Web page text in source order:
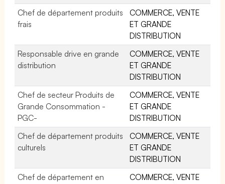
Chef de département produits
frais
COMMERCE, VENTE
ET GRANDE
DISTRIBUTION
Responsable drive en grande
distribution
COMMERCE, VENTE
ET GRANDE
DISTRIBUTION
Chef de secteur Produits de
Grande Consommation -
PGC-
COMMERCE, VENTE
ET GRANDE
DISTRIBUTION
Chef de département produits
culturels
COMMERCE, VENTE
ET GRANDE
DISTRIBUTION
Chef de département en
COMMERCE, VENTE